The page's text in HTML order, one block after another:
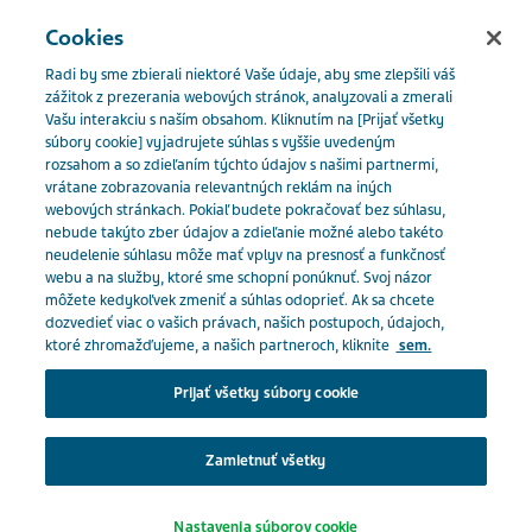
Ste odborný pracovník v
zdravotníctve?
Na prístup do tejto časti musíte byť pracovníkom v
zdravotníctve, pretože materiály obsiahnuté v tejto
oblasti sú určené špeciálne pre odborníkov.
Klepnutím na príslušné tlačidlo nižšie potvrďte, že
Slovakia Naše produkty
Katalóg produktov
Teriflunomid Teva 14 mg filmom obalené tablety
Teriflunomid Teva 14 mg
filmom obalené tablety
IMUNOSUPRESÍVA
Cookies
Radi by sme zbierali niektoré Vaše údaje, aby sme zlepšili váš
zážitok z prezerania webových stránok, analyzovali a zmerali
Vašu interakciu s naším obsahom. Kliknutím na [Prijať všetky
súbory cookie] vyjadrujete súhlas s vyššie uvedeným
rozsahom a so zdieľaním týchto údajov s našimi partnermi,
vrátane zobrazovania relevantných reklám na iných
webových stránkach. Pokiaľ budete pokračovať bez súhlasu,
nebude takýto zber údajov a zdieľanie možné alebo takéto
neudelenie súhlasu môže mať vplyv na presnosť a funkčnosť
webu a na služby, ktoré sme schopní ponúknuť. Svoj názor
môžete kedykoľvek zmeniť a súhlas odoprieť. Ak sa chcete
dozvedieť viac o vašich právach, našich postupoch, údajoch,
ktoré zhromažďujeme, a našich partneroch, kliknite sem.
Prijať všetky súbory cookie
Zamietnuť všetky
Nastavenia súborov cookie